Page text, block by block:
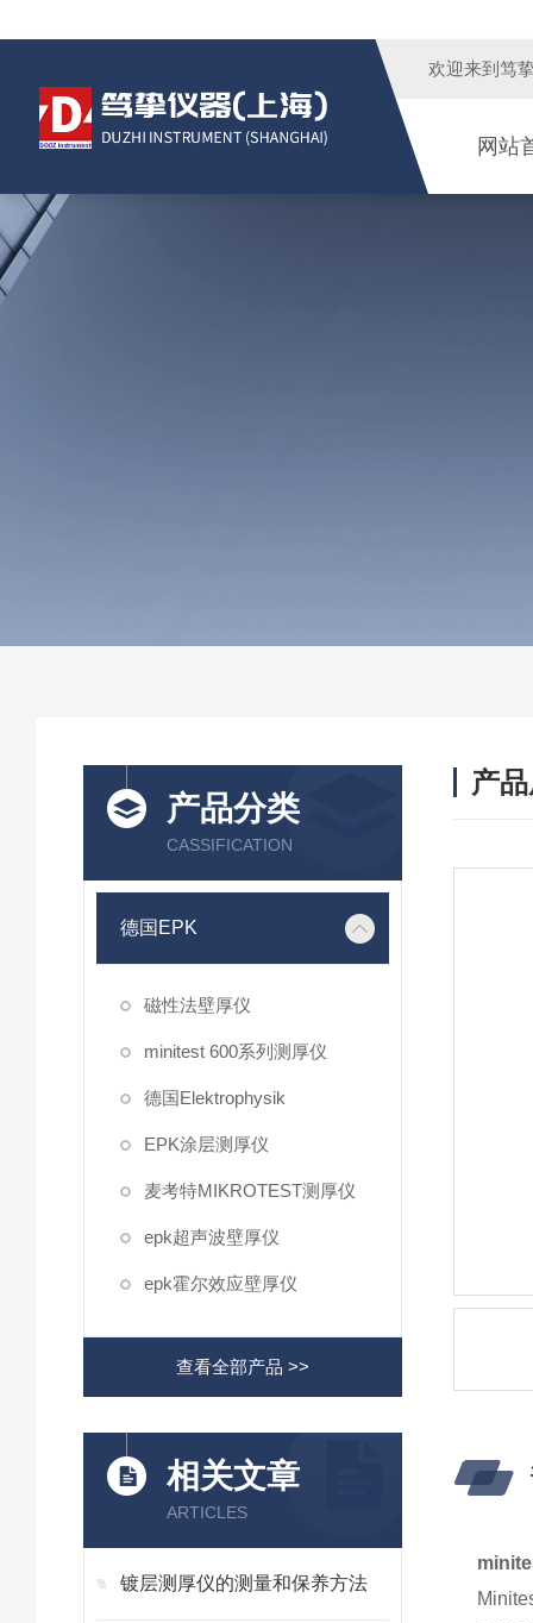
欢迎来到 笃
网站
产品分类
CASSIFICATION
德国EPK
磁性法壁厚仪
minitest 600系列测厚仪
德国Elektrophysik
EPK涂层测厚仪
麦考特MIKROTEST测厚仪
epk超声波壁厚仪
epk霍尔效应壁厚仪
查看全部产品 >>
相关文章
ARTICLES
镀层测厚仪的测量和保养方法
产